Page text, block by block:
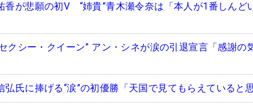
香が悲願の初V “姉貴”青木瀬令奈は「本人が1番しんど
クシー・クイーン” アン・シネが涙の引退宣言「感謝の
弘氏に捧げる“涙”の初優勝「天国で見てもらえていると